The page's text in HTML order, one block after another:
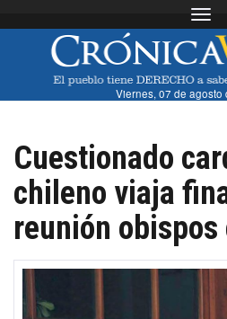
Viernes, 07 de agosto
Cuestionado
chileno viaja
reunión obispos